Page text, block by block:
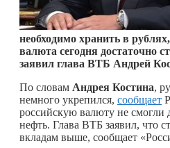
необходимо хранить в
валюта сегодня достаточно
заявил глава ВТБ Андрей
По словам Андрея Костина,
немного укрепился, сообщает
российскую валюту не
нефть. Глава ВТБ заявил, что
вкладам выше, сообщает